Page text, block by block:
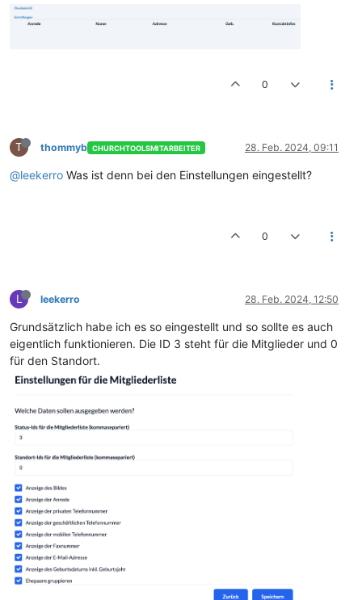
0
T thommyb CHURCHTOOLSMITARBEITER 28. Feb. 2024, 09:11
@leekerro Was ist denn bei den Einstellungen eingestellt?
0
L leekerro 28. Feb. 2024, 12:50
Grundsätzlich habe ich es so eingestellt und so sollte es auch
eigentlich funktionieren. Die ID 3 steht für die Mitglieder und 0
für den Standort.